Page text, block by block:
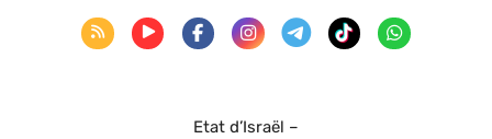
Etat d’Israël –